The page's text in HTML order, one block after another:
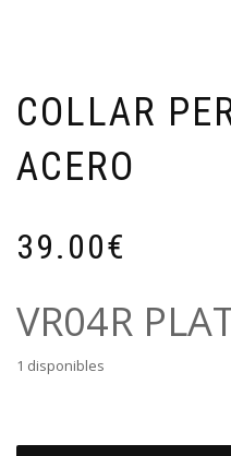
COLLAR
ACERO
39.00€
VR04R
1 disponibles